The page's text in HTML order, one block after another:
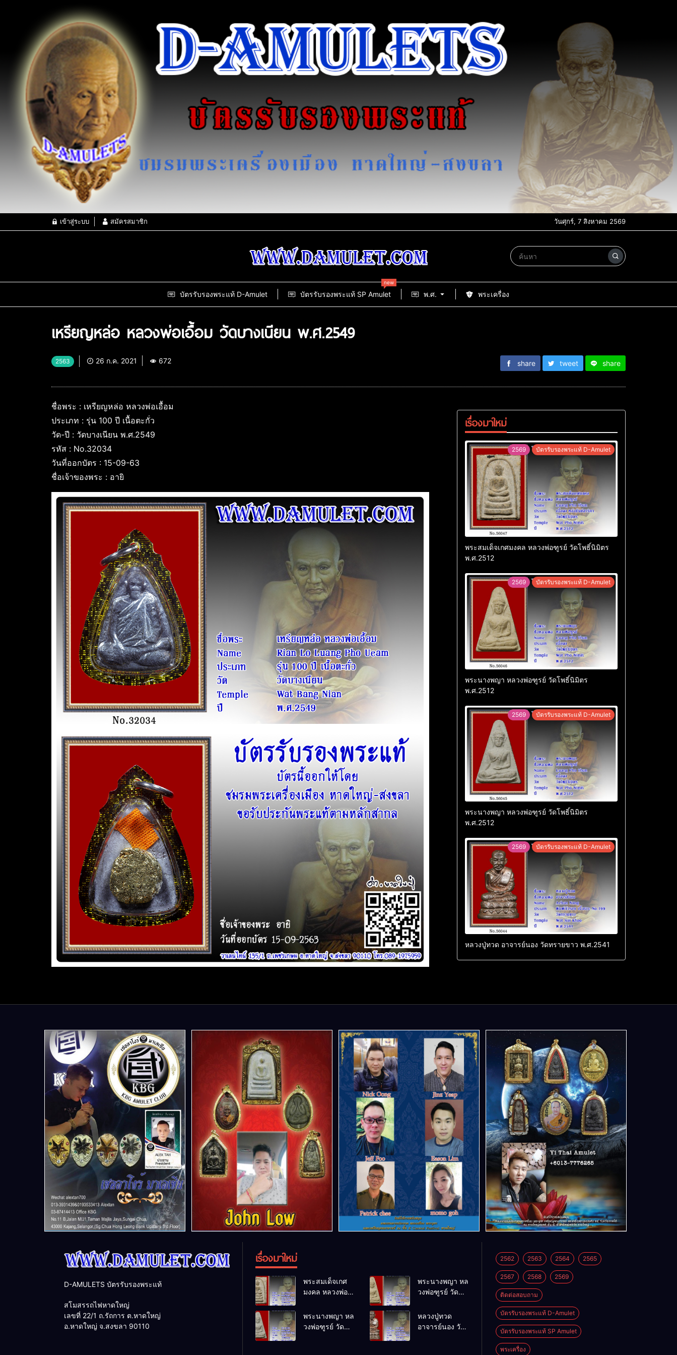
เข้าสู่ระบบ สมัครสมาชิก วันศุกร์, 7 สิงหาคม 2569
บัตรรับรองพระแท้ D-Amulet บัตรรับรองพระแท้ SP Amulet
new
พ.ศ. พระเครื่อง
เหรียญหล่อ หลวงพ่อเอื้อม วัดบางเนียน พ.ศ.2549
2563 26 ก.ค. 2021 672 share tweet share
ชื่อพระ : เหรียญหล่อ หลวงพ่อเอื้อม
ประเภท : รุ่น 100 ปี เนื้อตะกั่ว
วัด-ปี : วัดบางเนียน พ.ศ.2549
รหัส : No.32034
วันที่ออกบัตร : 15-09-63
ชื่อเจ้าของพระ : อายิ
เรื่องมาใหม่
2569 บัตรรับรองพระแท้ D-Amulet
พระสมเด็จเกศมงคล หลวงพ่อฑูรย์ วัดโพธิ์นิมิตร
พ.ศ.2512
2569 บัตรรับรองพระแท้ D-Amulet
พระนางพญา หลวงพ่อฑูรย์ วัดโพธิ์นิมิตร
พ.ศ.2512
2569 บัตรรับรองพระแท้ D-Amulet
พระนางพญา หลวงพ่อฑูรย์ วัดโพธิ์นิมิตร
พ.ศ.2512
2569 บัตรรับรองพระแท้ D-Amulet
หลวงปู่ทวด อาจารย์นอง วัดทรายขาว พ.ศ.2541
D-AMULETS บัตรรับรองพระแท้
สโมสรรถไฟหาดใหญ่
เลขที่ 22/1 ถ.รัถการ ต.หาดใหญ่
อ.หาดใหญ่ จ.สงขลา 90110
เรื่องมาใหม่
พระสมเด็จเกศ
มงคล หลวงพ่อ
โพธิ์นิมิตร
พ.ศ.2512
พระนางพญา หล
วงพ่อฑูรย์ วัด
พ.ศ.2512
พระนางพญา หล
วงพ่อฑูรย์ วัด
หลวงปู่ทวด
อาจารย์นอง วัด
2562 2563 2564 2565
2567 2568 2569
ติดต่อสอบถาม
บัตรรับรองพระแท้ D-Amulet
บัตรรับรองพระแท้ SP Amulet
พระเครื่อง